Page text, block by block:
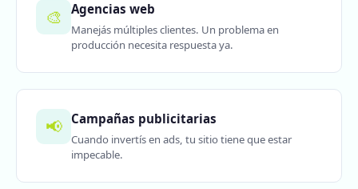
🎨 Agencias web
Manejás múltiples clientes. Un problema en
producción necesita respuesta ya.
📢 Campañas publicitarias
Cuando invertís en ads, tu sitio tiene que estar
impecable.